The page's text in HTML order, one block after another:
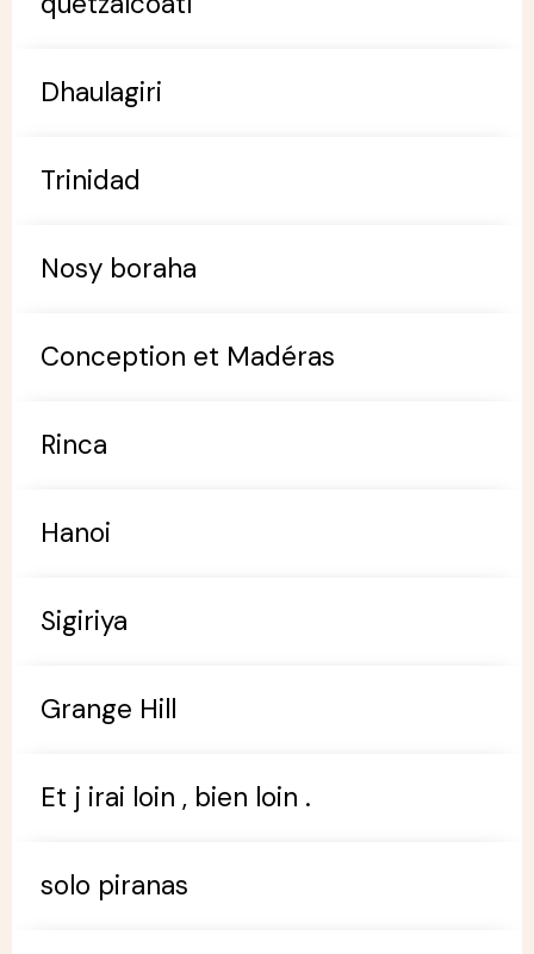
Dhaulagiri
Trinidad
Nosy boraha
Conception et Madéras
Rinca
Hanoi
Sigiriya
Grange Hill
Et j irai loin , bien loin .
solo piranas